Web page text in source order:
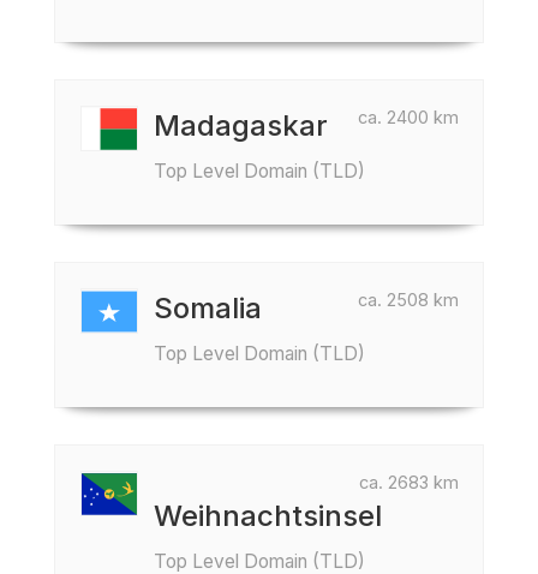
ca. 2400 km
Madagaskar
Top Level Domain (TLD)
ca. 2508 km
Somalia
Top Level Domain (TLD)
ca. 2683 km
Weihnachtsinsel
Top Level Domain (TLD)